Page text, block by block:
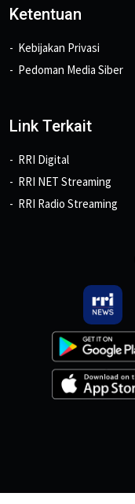
Ketentuan
Kebijakan Privasi
Pedoman Media Siber
Link Terkait
RRI Digital
RRI NET Streaming
RRI Radio Streaming